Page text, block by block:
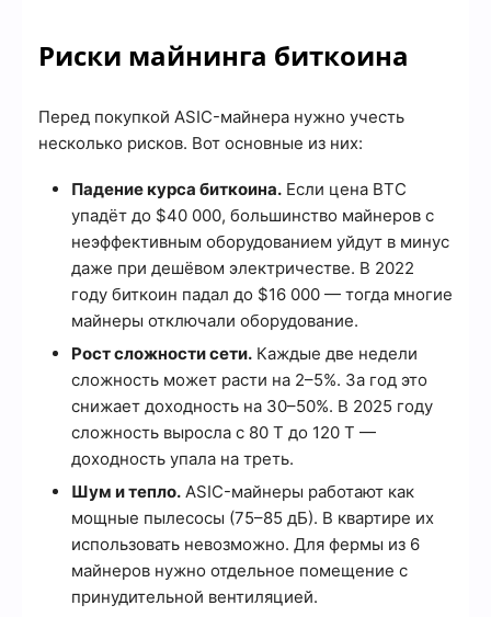
Риски майнинга биткоина
Перед покупкой ASIC-майнера нужно учесть
несколько рисков. Вот основные из них:
Падение курса биткоина. Если цена BTC
упадёт до $40 000, большинство майнеров с
неэффективным оборудованием уйдут в минус
даже при дешёвом электричестве. В 2022
году биткоин падал до $16 000 — тогда многие
майнеры отключали оборудование.
Рост сложности сети. Каждые две недели
сложность может расти на 2–5%. За год это
снижает доходность на 30–50%. В 2025 году
сложность выросла с 80 T до 120 T —
доходность упала на треть.
Шум и тепло. ASIC-майнеры работают как
мощные пылесосы (75–85 дБ). В квартире их
использовать невозможно. Для фермы из 6
майнеров нужно отдельное помещение с
принудительной вентиляцией.